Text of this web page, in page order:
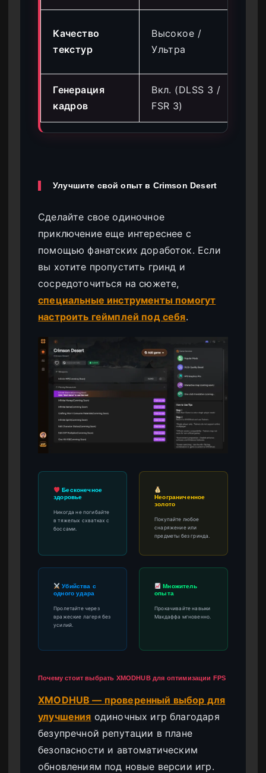
Качество
текстур
Высокое /
Ультра
Генерация
кадров
Вкл. (DLSS 3 /
FSR 3)
Улучшите свой опыт в Crimson Desert
Сделайте свое одиночное
приключение еще интереснее с
помощью фанатских доработок. Если
вы хотите пропустить гринд и
сосредоточиться на сюжете,
специальные инструменты помогут
настроить геймплей под себя.
Бесконечное
здоровье
Никогда не погибайте
в тяжелых схватках с
боссами.
Неограниченное
золото
Покупайте любое
снаряжение или
предметы без гринда.
Убийства с
одного удара
Пролетайте через
вражеские лагеря без
усилий.
Множитель
опыта
Прокачивайте навыки
Макдаффа мгновенно.
Почему стоит выбрать XMODHUB для оптимизации FPS
XMODHUB — проверенный выбор для
улучшения одиночных игр благодаря
безупречной репутации в плане
безопасности и автоматическим
обновлениям под новые версии игр.